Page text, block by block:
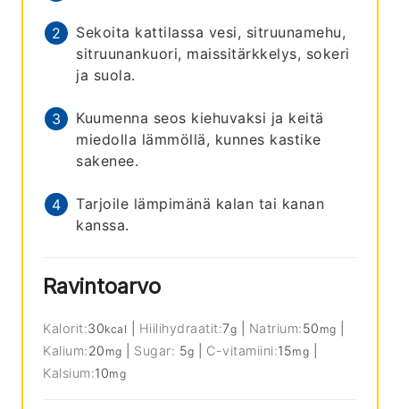
Sekoita kattilassa vesi, sitruunamehu,
sitruunankuori, maissitärkkelys, sokeri
ja suola.
Kuumenna seos kiehuvaksi ja keitä
miedolla lämmöllä, kunnes kastike
sakenee.
Tarjoile lämpimänä kalan tai kanan
kanssa.
Ravintoarvo
Kalorit:30kcal Hiilihydraatit:7g Natrium:50 mg
Kalium:20 mg Sugar: 5g C-vitamiini:15mg
Kalsium:10mg